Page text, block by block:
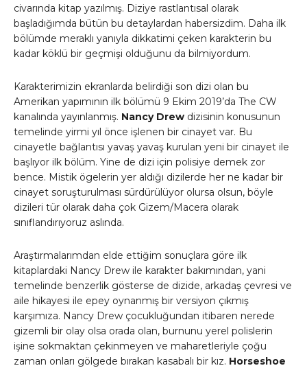
civarında kitap yazılmış. Diziye rastlantısal olarak
başladığımda bütün bu detaylardan habersizdim. Daha ilk
bölümde meraklı yanıyla dikkatimi çeken karakterin bu
kadar köklü bir geçmişi olduğunu da bilmiyordum.
Karakterimizin ekranlarda belirdiği son dizi olan bu
Amerikan yapımının ilk bölümü 9 Ekim 2019’da The CW
kanalında yayınlanmış. Nancy Drew dizisinin konusunun
temelinde yirmi yıl önce işlenen bir cinayet var. Bu
cinayetle bağlantısı yavaş yavaş kurulan yeni bir cinayet ile
başlıyor ilk bölüm. Yine de dizi için polisiye demek zor
bence. Mistik ögelerin yer aldığı dizilerde her ne kadar bir
cinayet soruşturulması sürdürülüyor olursa olsun, böyle
dizileri tür olarak daha çok Gizem/Macera olarak
sınıflandırıyoruz aslında.
Araştırmalarımdan elde ettiğim sonuçlara göre ilk
kitaplardaki Nancy Drew ile karakter bakımından, yani
temelinde benzerlik gösterse de dizide, arkadaş çevresi ve
aile hikayesi ile epey oynanmış bir versiyon çıkmış
karşımıza. Nancy Drew çocukluğundan itibaren nerede
gizemli bir olay olsa orada olan, burnunu yerel polislerin
işine sokmaktan çekinmeyen ve maharetleriyle çoğu
zaman onları gölgede bırakan kasabalı bir kız. Horseshoe